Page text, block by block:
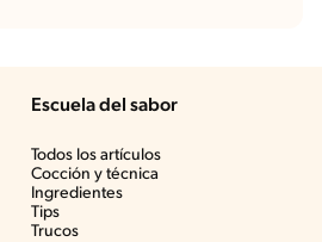
Escuela del sabor
Todos los artículos
Cocción y técnica
Ingredientes
Tips
Trucos